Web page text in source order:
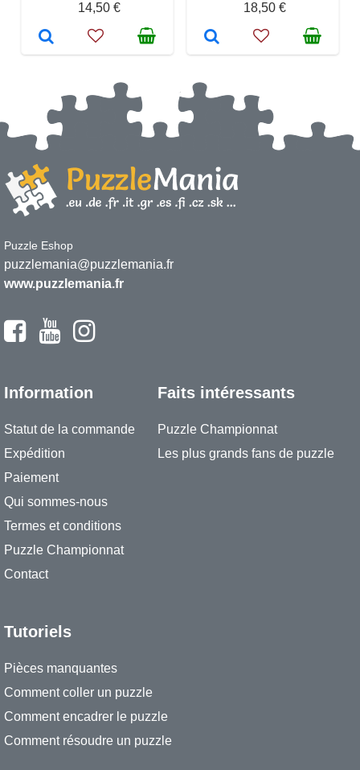
14,50 €
18,50 €
Puzzle Eshop
puzzlemania@puzzlemania.fr
www.puzzlemania.fr
Information
Statut de la commande
Expédition
Paiement
Qui sommes-nous
Termes et conditions
Puzzle Championnat
Contact
Faits intéressants
Puzzle Championnat
Les plus grands fans de puzzle
Tutoriels
Pièces manquantes
Comment coller un puzzle
Comment encadrer le puzzle
Comment résoudre un puzzle